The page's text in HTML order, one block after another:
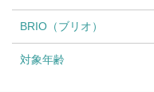
BRIO（ブリオ）
対象年齢